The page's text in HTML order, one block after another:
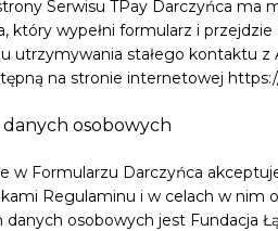
Serwisu TPay Darczyńca ma
który wypełni formularz i
utrzymywania stałego kontaktu
na stronie internetowej
osobowych
w Formularzu Darczyńca
Regulaminu i w celach w nim
osobowych jest Fundacja